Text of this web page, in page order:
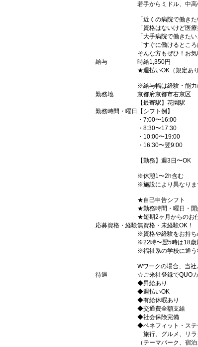
若手からミドル、中
「近くの病院で働きた
「資格はないけど医
「大手病院で働きたい
「すぐに働けるとこ
そんな方もぜひ！お
給与
時給1,350円
★週払いOK（規定あり
※給与幅は経験・能力
勤務地
京都府京都市右京区
【最寄駅】花園駅
勤務時間・曜日
【シフト例】
・7:00〜16:00
・8:30〜17:30
・10:00〜19:00
・16:30〜翌9:00
【勤務】週3日〜OK
※休憩1〜2h含む
※施設により異なりま
★自己申告シフト
★勤務時間・曜日・開
★短期2ヶ月からのお
応募資格・経験無資格・未経験OK！
※資格や経験をお持
※22時〜翌5時は18歳
※福祉系の学校に通う
Wワークの場合、当
待遇
☆ご来社登録でQUO
◆昇給あり
◆週払いOK
◆有給休暇あり
◆交通費全額支給
◆社会保険完備
◆ベネフィット・ステ
旅行、グルメ、リラ
（テーマパーク、宿